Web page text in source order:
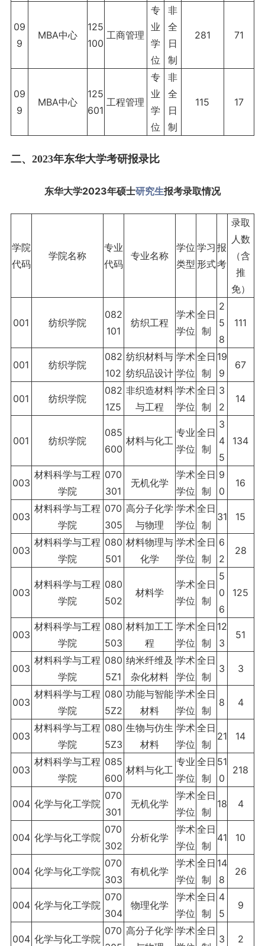
09
9
MBA中心
125
100
工商管理
专
业
学
位
非
全
日
制
281 71
09
9
MBA中心
125
601
工程管理
专
业
学
位
非
全
日
制
115 17
二、2023年东华大学考研报录比
东华大学2023年硕士研究生报考录取情况
学院
代码
学院名称
专业
代码
专业名称
学位
类型
学习
形式
报
考
录取
人数
（含
推
免）
001 纺织学院
082
101
纺织工程
学术
学位
全日
制
2
5
8
111
001 纺织学院
082
102
纺织材料与
纺织品设计
学术
学位
全日
制
19
9
67
001 纺织学院
082
1Z5
非织造材料
与工程
学术
学位
全日
制
3
2
14
001 纺织学院
085
600
材料与化工
专业
学位
全日
制
3
4
5
134
003
材料科学与工程
学院
070
301
无机化学
学术
学位
全日
制
9
0
16
003
材料科学与工程
学院
070
305
高分子化学
与物理
学术
学位
全日
制
31 15
003
材料科学与工程
学院
080
501
材料物理与
化学
学术
学位
全日
制
6
2
28
003
材料科学与工程
学院
080
502
材料学
学术
学位
全日
制
5
0
6
125
003
材料科学与工程
学院
080
503
材料加工工
程
学术
学位
全日
制
12
3
51
003
材料科学与工程
学院
080
5Z1
纳米纤维及
杂化材料
学术
学位
全日
制
3 3
003
材料科学与工程
学院
080
5Z2
功能与智能
材料
学术
学位
全日
制
8 4
003
材料科学与工程
学院
080
5Z3
生物与仿生
材料
学术
学位
全日
制
21 14
003
材料科学与工程
学院
085
600
材料与化工
专业
学位
全日
制
51
0
218
004 化学与化工学院
070
301
无机化学
学术
学位
全日
制
18 4
004 化学与化工学院
070
302
分析化学
学术
学位
全日
制
41 10
004 化学与化工学院
070
303
有机化学
学术
学位
全日
制
14
8
26
004 化学与化工学院
070
304
物理化学
学术
学位
全日
制
4
5
9
004 化学与化工学院
070 高分子化学 学术全日
3 2